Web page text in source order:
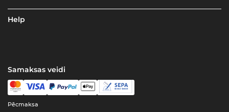
Help
Samaksas veidi
Pēcmaksa